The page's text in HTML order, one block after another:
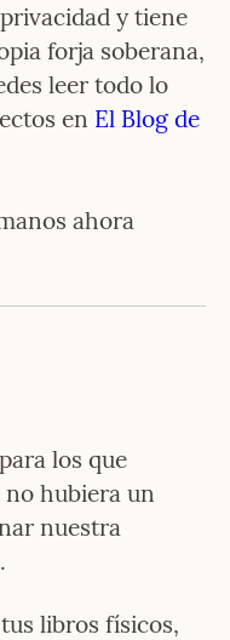
y tiene
leer todo lo
en El Blog de
ahora
los que
hubiera un
nuestra
libros físicos,